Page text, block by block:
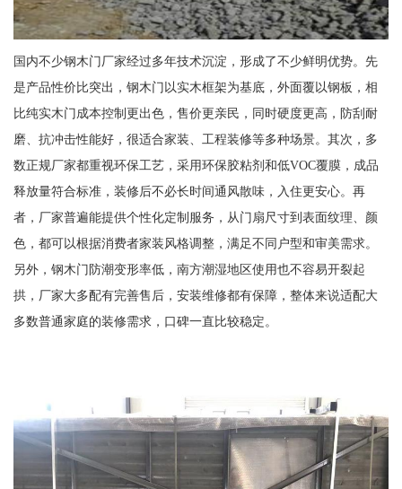
国内不少钢木门厂家经过多年技术沉淀，形成了不少鲜明优势。先
是产品性价比突出，钢木门以实木框架为基底，外面覆以钢板，相
比纯实木门成本控制更出色，售价更亲民，同时硬度更高，防刮耐
磨、抗冲击性能好，很适合家装、工程装修等多种场景。其次，多
数正规厂家都重视环保工艺，采用环保胶粘剂和低VOC覆膜，成品
释放量符合标准，装修后不必长时间通风散味，入住更安心。再
者，厂家普遍能提供个性化定制服务，从门扇尺寸到表面纹理、颜
色，都可以根据消费者家装风格调整，满足不同户型和审美需求。
另外，钢木门防潮变形率低，南方潮湿地区使用也不容易开裂起
拱，厂家大多配有完善售后，安装维修都有保障，整体来说适配大
多数普通家庭的装修需求，口碑一直比较稳定。